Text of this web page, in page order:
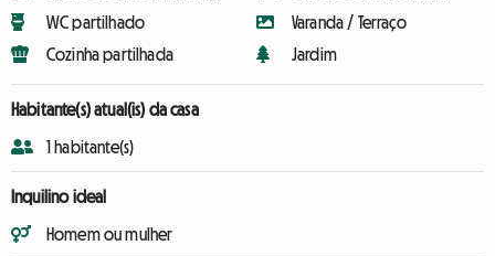
WC partilhado
Cozinha partilhada
Varanda / Terraço
Jardim
Habitante(s) atual(is) da casa
1 habitante(s)
Inquilino ideal
Homem ou mulher